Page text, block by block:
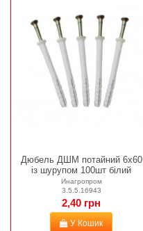
Дюбель ДШМ потайний 6х60
із шурупом 100шт білий
Инагропром
3.5.5.16943
2,40 грн
У Кошик